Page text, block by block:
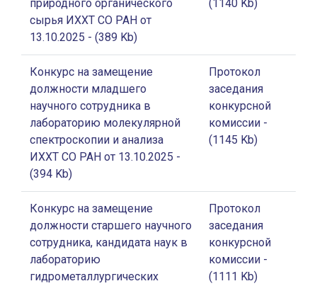
природного органического
сырья ИХХТ СО РАН от
13.10.2025 - (389 Kb)
(1140 Kb)
Конкурс на замещение
должности младшего
научного сотрудника в
лабораторию молекулярной
спектроскопии и анализа
ИХХТ СО РАН от 13.10.2025 -
(394 Kb)
Протокол
заседания
конкурсной
комиссии -
(1145 Kb)
Конкурс на замещение
должности старшего научного
сотрудника, кандидата наук в
лабораторию
гидрометаллургических
Протокол
заседания
конкурсной
комиссии -
(1111 Kb)